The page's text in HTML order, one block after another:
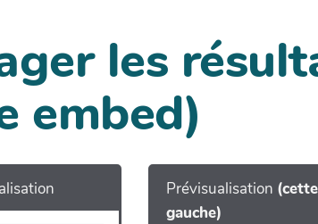
les
embed)
Prévisualisation
gauche)